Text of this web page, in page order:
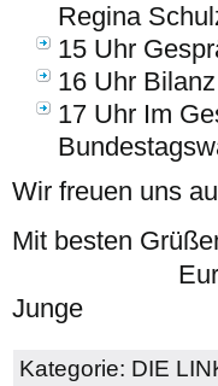
Regina
15 Uhr
16 Uhr
17 Uhr Im
Wir freuen uns
Mit
Eure / Ihre
Junge
Kategorie: DIE